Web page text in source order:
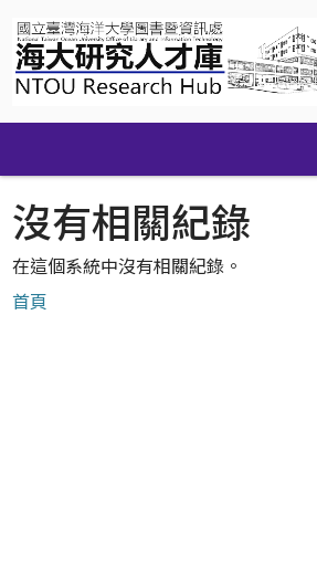
navigation
沒有相關紀錄
在這個系統中沒有相關紀錄。
首頁